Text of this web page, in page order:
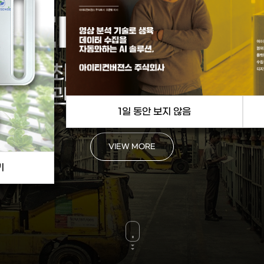
기술의 차세대 분야를선도합
(작물 생육분석,병해충 인공지능 시스템)